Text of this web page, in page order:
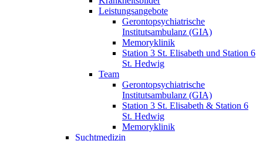
Leistungsangebote
Gerontopsychiatrische
Institutsambulanz (GIA)
Memoryklinik
Station 3 St. Elisabeth und Station 6
St. Hedwig
Team
Gerontopsychiatrische
Institutsambulanz (GIA)
Station 3 St. Elisabeth & Station 6
St. Hedwig
Memoryklinik
Suchtmedizin